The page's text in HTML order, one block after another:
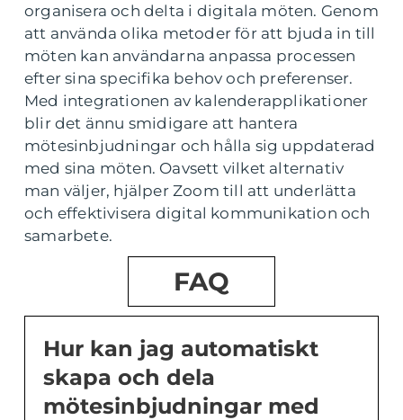
organisera och delta i digitala möten. Genom
att använda olika metoder för att bjuda in till
möten kan användarna anpassa processen
efter sina specifika behov och preferenser.
Med integrationen av kalenderapplikationer
blir det ännu smidigare att hantera
mötesinbjudningar och hålla sig uppdaterad
med sina möten. Oavsett vilket alternativ
man väljer, hjälper Zoom till att underlätta
och effektivisera digital kommunikation och
samarbete.
FAQ
Hur kan jag automatiskt
skapa och dela
mötesinbjudningar med